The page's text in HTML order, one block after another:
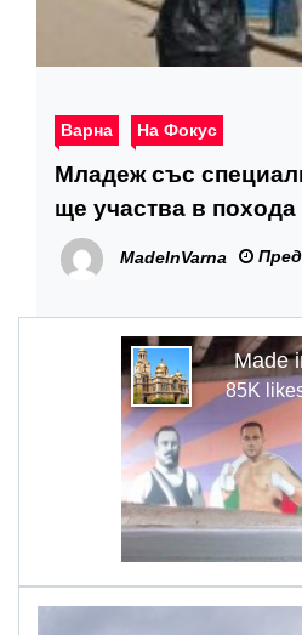
Варна На Фокус
Младеж със
ще участва в похода
Trial“
MadeInVarna
Made
85K